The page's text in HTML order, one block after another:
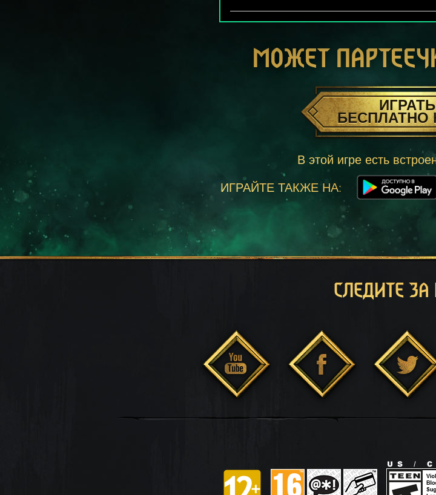
МОЖЕТ
ИГРАТЬ
БЕСПЛАТНО
В этой игре есть
ИГРАЙТЕ ТАКЖЕ НА:
СЛЕДИТЕ ЗА